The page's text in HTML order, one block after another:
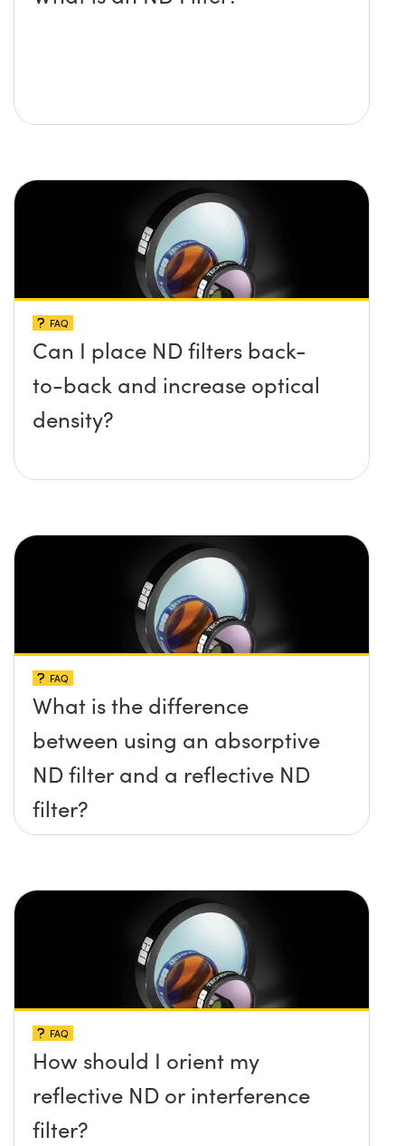
FAQ
Can I place ND filters back-
to-back and increase optical
density?
FAQ
What is the difference
between using an absorptive
ND filter and a reflective ND
filter?
FAQ
How should I orient my
reflective ND or interference
filter?